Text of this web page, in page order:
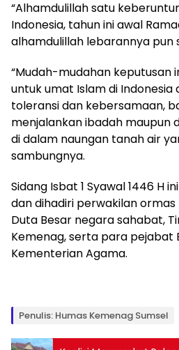
“Alhamdulillah satu
Indonesia, tahun ini awal
alhamdulillah lebarannya pun
“Mudah-mudahan keputusan
untuk umat Islam di
toleransi dan kebersamaan,
menjalankan ibadah maupun
di dalam naungan tanah air
sambungnya.
Sidang Isbat 1 Syawal 1446 H
dan dihadiri perwakilan
Duta Besar negara sahabat,
Kemenag, serta para pejabat
Kementerian Agama.
Penulis: Humas Kemenag Sumsel